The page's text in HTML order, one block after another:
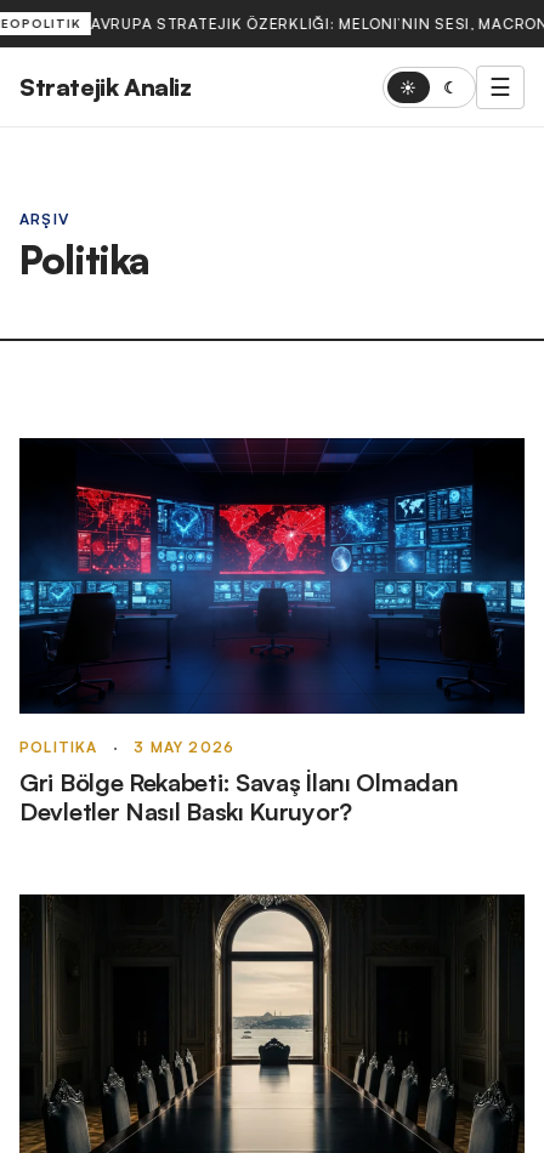
AVRUPA STRATEJIK ÖZERKLIĞI: MELONI’NIN SESI,
Stratejik Analiz ☀ ☾ ☰
ARŞIV
Politika
POLITIKA · 3 MAY 2026
Gri Bölge Rekabeti: Savaş İlanı Olmadan
Devletler Nasıl Baskı Kuruyor?